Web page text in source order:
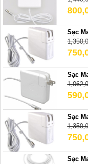
Sạc
Sạc
Sạc
Sạc